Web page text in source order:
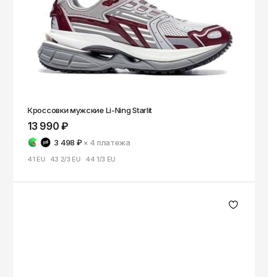
Кроссовки мужские Li-Ning Starlit
13 990 ₽
3 498 ₽ × 4платежа
41 EU 43 2/3 EU 44 1/3 EU